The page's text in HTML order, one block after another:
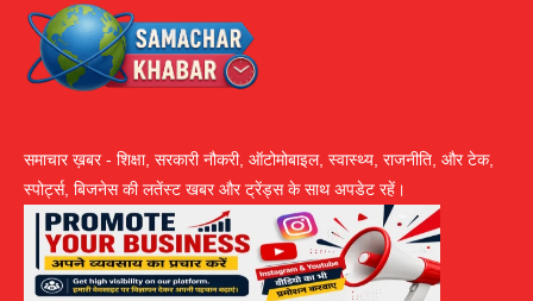
समाचार ख़बर - शिक्षा, सरकारी नौकरी, ऑटोमोबाइल, स्वास्थ्य, राजनीति, और टेक,
स्पोर्ट्स, बिजनेस की लतेंस्ट खबर और ट्रेंड्स के साथ अपडेट रहें।